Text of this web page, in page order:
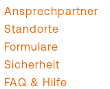
Ansprechpartner
Standorte
Formulare
Sicherheit
FAQ & Hilfe